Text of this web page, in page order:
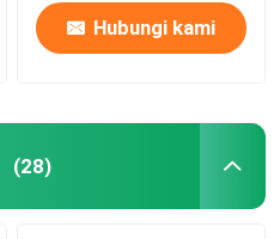
Hubungi kami
(28)